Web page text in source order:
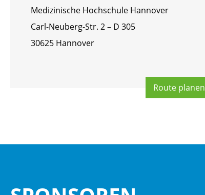
Me­di­zi­ni­sche Hoch­schu­le Han­no­ver
Carl-Neu­berg-Str. 2 – D 305
30625 Han­no­ver
Route pla­nen